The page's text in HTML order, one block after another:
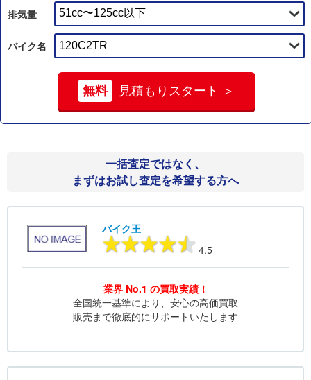
排気量
バイク名
無料 見積もりスタート ＞
一括査定ではなく、
まずはお試し査定を希望する方へ
バイク王
4.5
業界 No.1 の買取実績！
全国統一基準により、安心の高価買取
販売まで徹底的にサポートいたします